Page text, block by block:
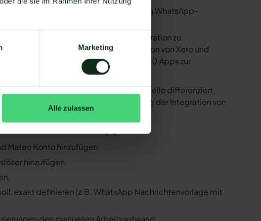
Marketing
Alle zulassen
API nutzen. Mit dem herkömmlichen WhatsApp-
Software bereitstellen, um die Integration zu
API sind in der Lage, eine Integration von Xero und
dank der Zapier Integration über 6.000 Apps zur
Darunter ist natürlich auch Xero !
Anbieter der WhatsApp API Schnittstelle differenziert,
Ihnen im Folgenden, wie die Einrichtung der Integration von
und WhatsApp
Mateo Konto hinzufügen
hinzufügen
exakt definieren (z.B. WhatsApp Nachrichtenvorlage mit
den manuellen Arbeitsaufwand.